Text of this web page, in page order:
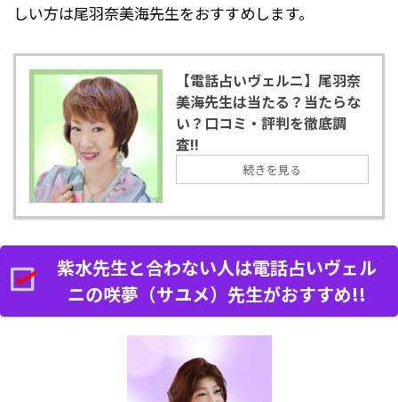
しい方は尾羽奈美海先生をおすすめします。
【電話占いヴェルニ】尾羽奈
美海先生は当たる？当たらな
い？口コミ・評判を徹底調
査!!
続きを見る
紫水先生と合わない人は電話占いヴェル
ニの咲夢（サユメ）先生がおすすめ!!